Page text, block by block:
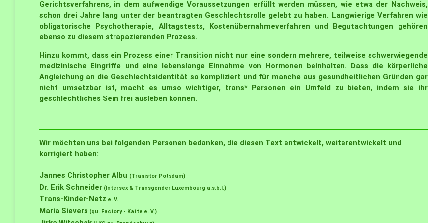
Gerichtsverfahrens, in dem aufwendige Voraussetzungen erfüllt werden müssen, wie etwa der Nachweis,
schon drei Jahre lang unter der beantragten Geschlechtsrolle gelebt zu haben. Langwierige Verfahren wie
obligatorische Psychotherapie, Alltagstests, Kostenübernahmeverfahren und Begutachtungen gehören
ebenso zu diesem strapazierenden Prozess.
Hinzu kommt, dass ein Prozess einer Transition nicht nur eine sondern mehrere, teilweise schwerwiegende
medizinische Eingriffe und eine lebenslange Einnahme von Hormonen beinhalten. Dass die körperliche
Angleichung an die Geschlechtsidentität so kompliziert und für manche aus gesundheitlichen Gründen gar
nicht umsetzbar ist, macht es umso wichtiger, trans* Personen ein Umfeld zu bieten, indem sie ihr
geschlechtliches Sein frei ausleben können.
Wir möchten uns bei folgenden Personen bedanken, die diesen Text entwickelt, weiterentwickelt und
korrigiert haben:
Jannes Christopher Albu (Tranistor Potsdam)
Dr. Erik Schneider (Intersex & Transgender Luxembourg a.s.b.l.)
Trans-Kinder-Netz e. V.
Maria Sievers (qu. Factory - Katte e. V.)